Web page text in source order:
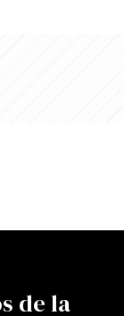
de la